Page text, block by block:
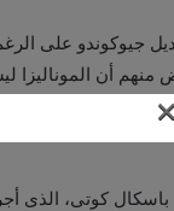
جيوكوندو على
منهم أن
بينما اعتقد
كوتى، الذى